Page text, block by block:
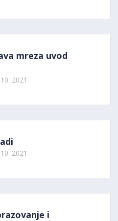
mreza uvod
2021.
2021.
i